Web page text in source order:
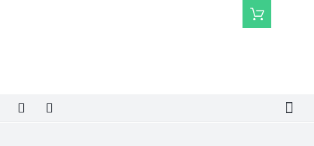
Nákupní
košík